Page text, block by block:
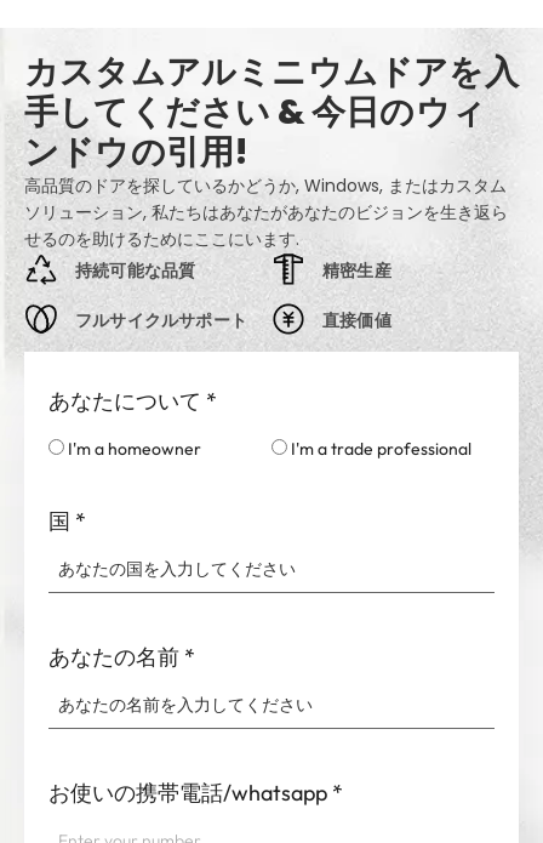
カスタムアルミニウムドアを入
手してください & 今日のウィ
ンドウの引用!
高品質のドアを探しているかどうか, Windows, またはカスタム
ソリューション, 私たちはあなたがあなたのビジョンを生き返ら
せるのを助けるためにここにいます.
持続可能な品質
フルサイクルサポート
精密生産
直接価値
あなたについて *
I'm a homeowner I'm a trade professional
国 *
あなたの名前 *
お使いの携帯電話/whatsapp *